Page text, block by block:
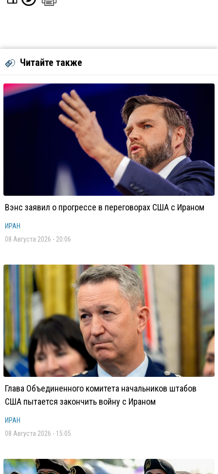
Читайте также
Вэнс заявил о прогрессе в переговорах США с Ираном
ИРАН
08 Августа 2026 - 20:06
Глава Объединенного комитета начальников штабов
США пытается закончить войну с Ираном
ИРАН
08 Августа 2026 - 15:05